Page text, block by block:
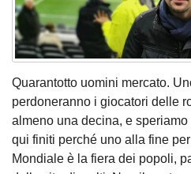
Quarantotto uomini mercato.
perdoneranno i giocatori delle
almeno una decina, e
qui finiti perché uno alla fine per
Mondiale è la fiera dei popoli,